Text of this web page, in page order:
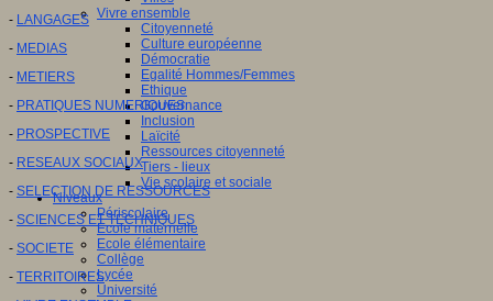
Vivre ensemble
Citoyenneté
Culture européenne
Démocratie
Egalité Hommes/Femmes
Ethique
Gouvernance
Inclusion
Laïcité
Ressources citoyenneté
Tiers - lieux
Vie scolaire et sociale
Niveaux
Périscolaire
Ecole maternelle
Ecole élémentaire
Collège
Lycée
Université
- LANGAGES
- MEDIAS
- METIERS
- PRATIQUES NUMERIQUES
- PROSPECTIVE
- RESEAUX SOCIAUX
- SELECTION DE RESSOURCES
- SCIENCES ET TECHNIQUES
- SOCIETE
- TERRITOIRES